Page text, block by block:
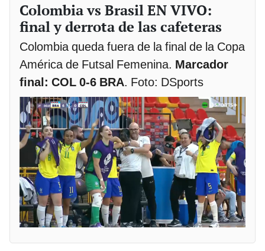
Colombia vs Brasil EN VIVO:
final y derrota de las cafeteras
Colombia queda fuera de la final de la Copa
América de Futsal Femenina. Marcador
final: COL 0-6 BRA. Foto: DSports